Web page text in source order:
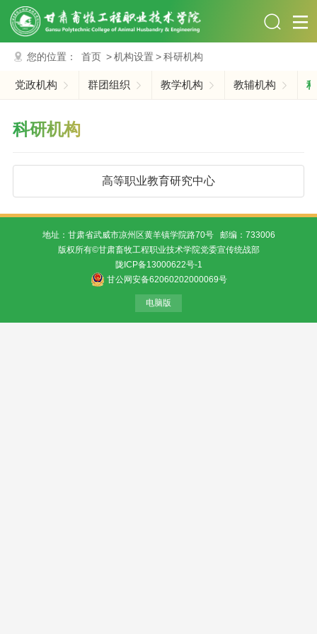
您的位置： 首页 >机构设置 >科研机构
党政机构 群团组织 教学机构 教辅机构
科研机构
高等职业教育研究中心
地址：甘肃省武威市凉州区黄羊镇学院路70号 邮编：733006
版权所有©甘肃畜牧工程职业技术学院党委宣传统战部
陇ICP备13000622号-1
甘公网安备62060202000069号
电脑版